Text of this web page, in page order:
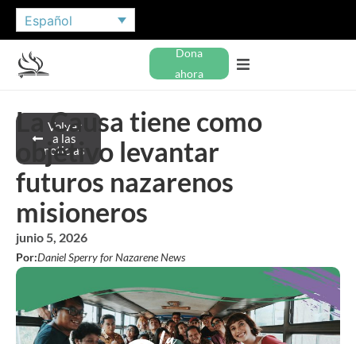
Español
Dona
ahora
Volver
a las
noticias
La Causa tiene como
objetivo levantar
futuros nazarenos
misioneros
junio 5, 2026
Por:Daniel Sperry for Nazarene News